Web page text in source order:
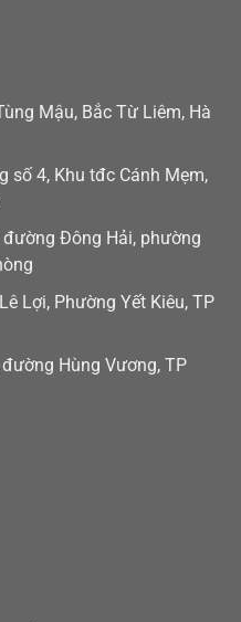
Mậu, Bắc Từ Liêm, Hà
số 4, Khu tđc Cánh Mẹm,
đường Đông Hải, phường
Lợi, Phường Yết Kiêu, TP
đường Hùng Vương, TP